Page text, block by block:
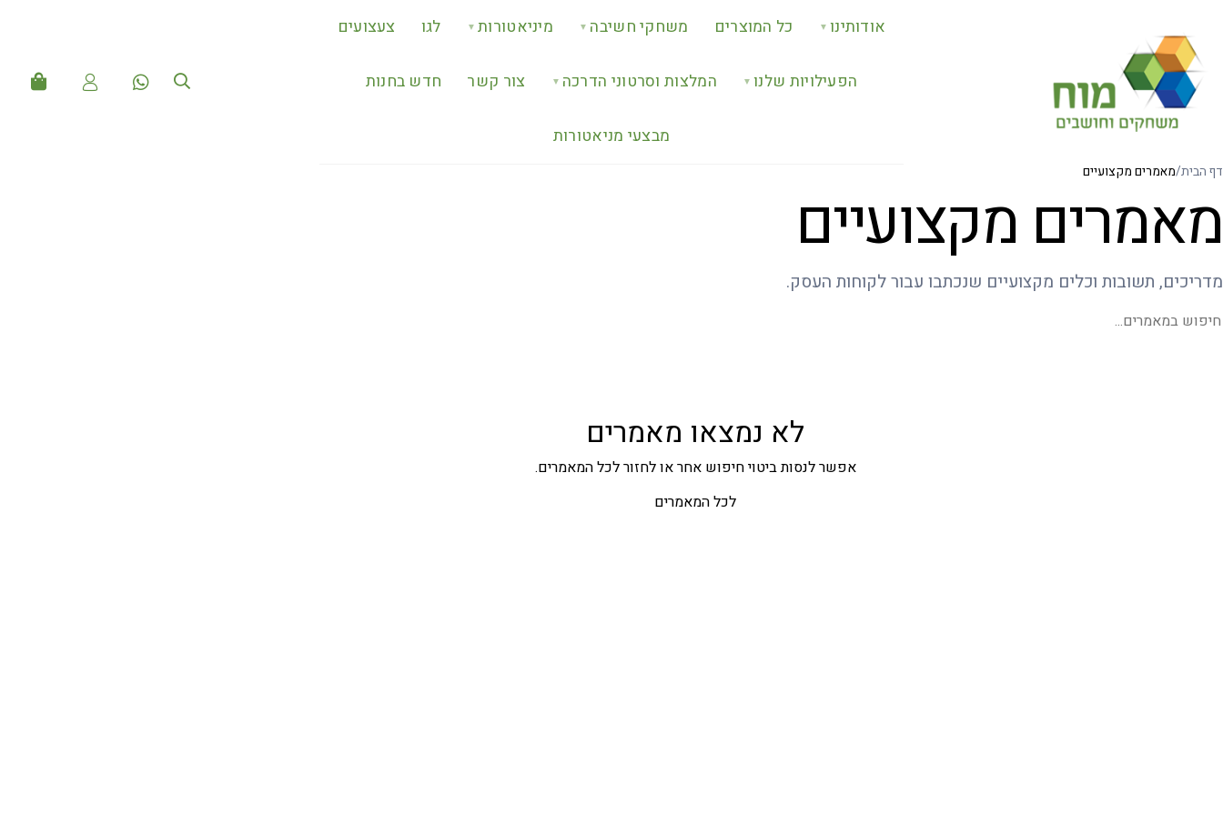
אודותינו ▼ כל המוצרים משחקי חשיבה ▼ מיניאטורות ▼ לגו צעצועים
הפעילויות שלנו ▼ המלצות וסרטוני הדרכה ▼ צור קשר חדש בחנות
מבצעי מניאטורות
דף הבית/מאמרים מקצועיים
מאמרים מקצועיים
מדריכים, תשובות וכלים מקצועיים שנכתבו עבור לקוחות העסק.
לא נמצאו מאמרים
אפשר לנסות ביטוי חיפוש אחר או לחזור לכל המאמרים.
לכל המאמרים